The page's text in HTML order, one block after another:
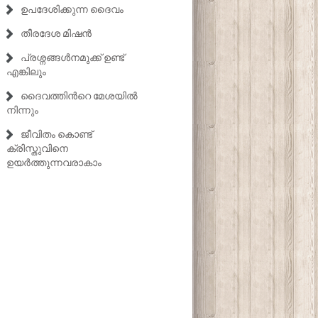
ഉപദേശിക്കുന്ന ദൈവം
തീരദേശ മിഷൻ
പ്രശ്നങ്ങൾനമുക്ക് ഉണ്ട്
എങ്കിലും
ദൈവത്തിൻറെ മേശയിൽ
നിന്നും
ജീവിതം കൊണ്ട്
ക്രിസ്തുവിനെ
ഉയർത്തുന്നവരാകാം